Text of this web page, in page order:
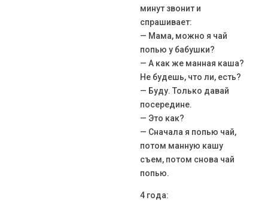
минут звонит и
спрашивает:
— Мама, можно я чай
попью у бабушки?
— А как же манная каша?
Не будешь, что ли, есть?
— Буду. Только давай
посередине.
— Это как?
— Сначала я попью чай,
потом манную кашу
съем, потом снова чай
попью.
4 года: